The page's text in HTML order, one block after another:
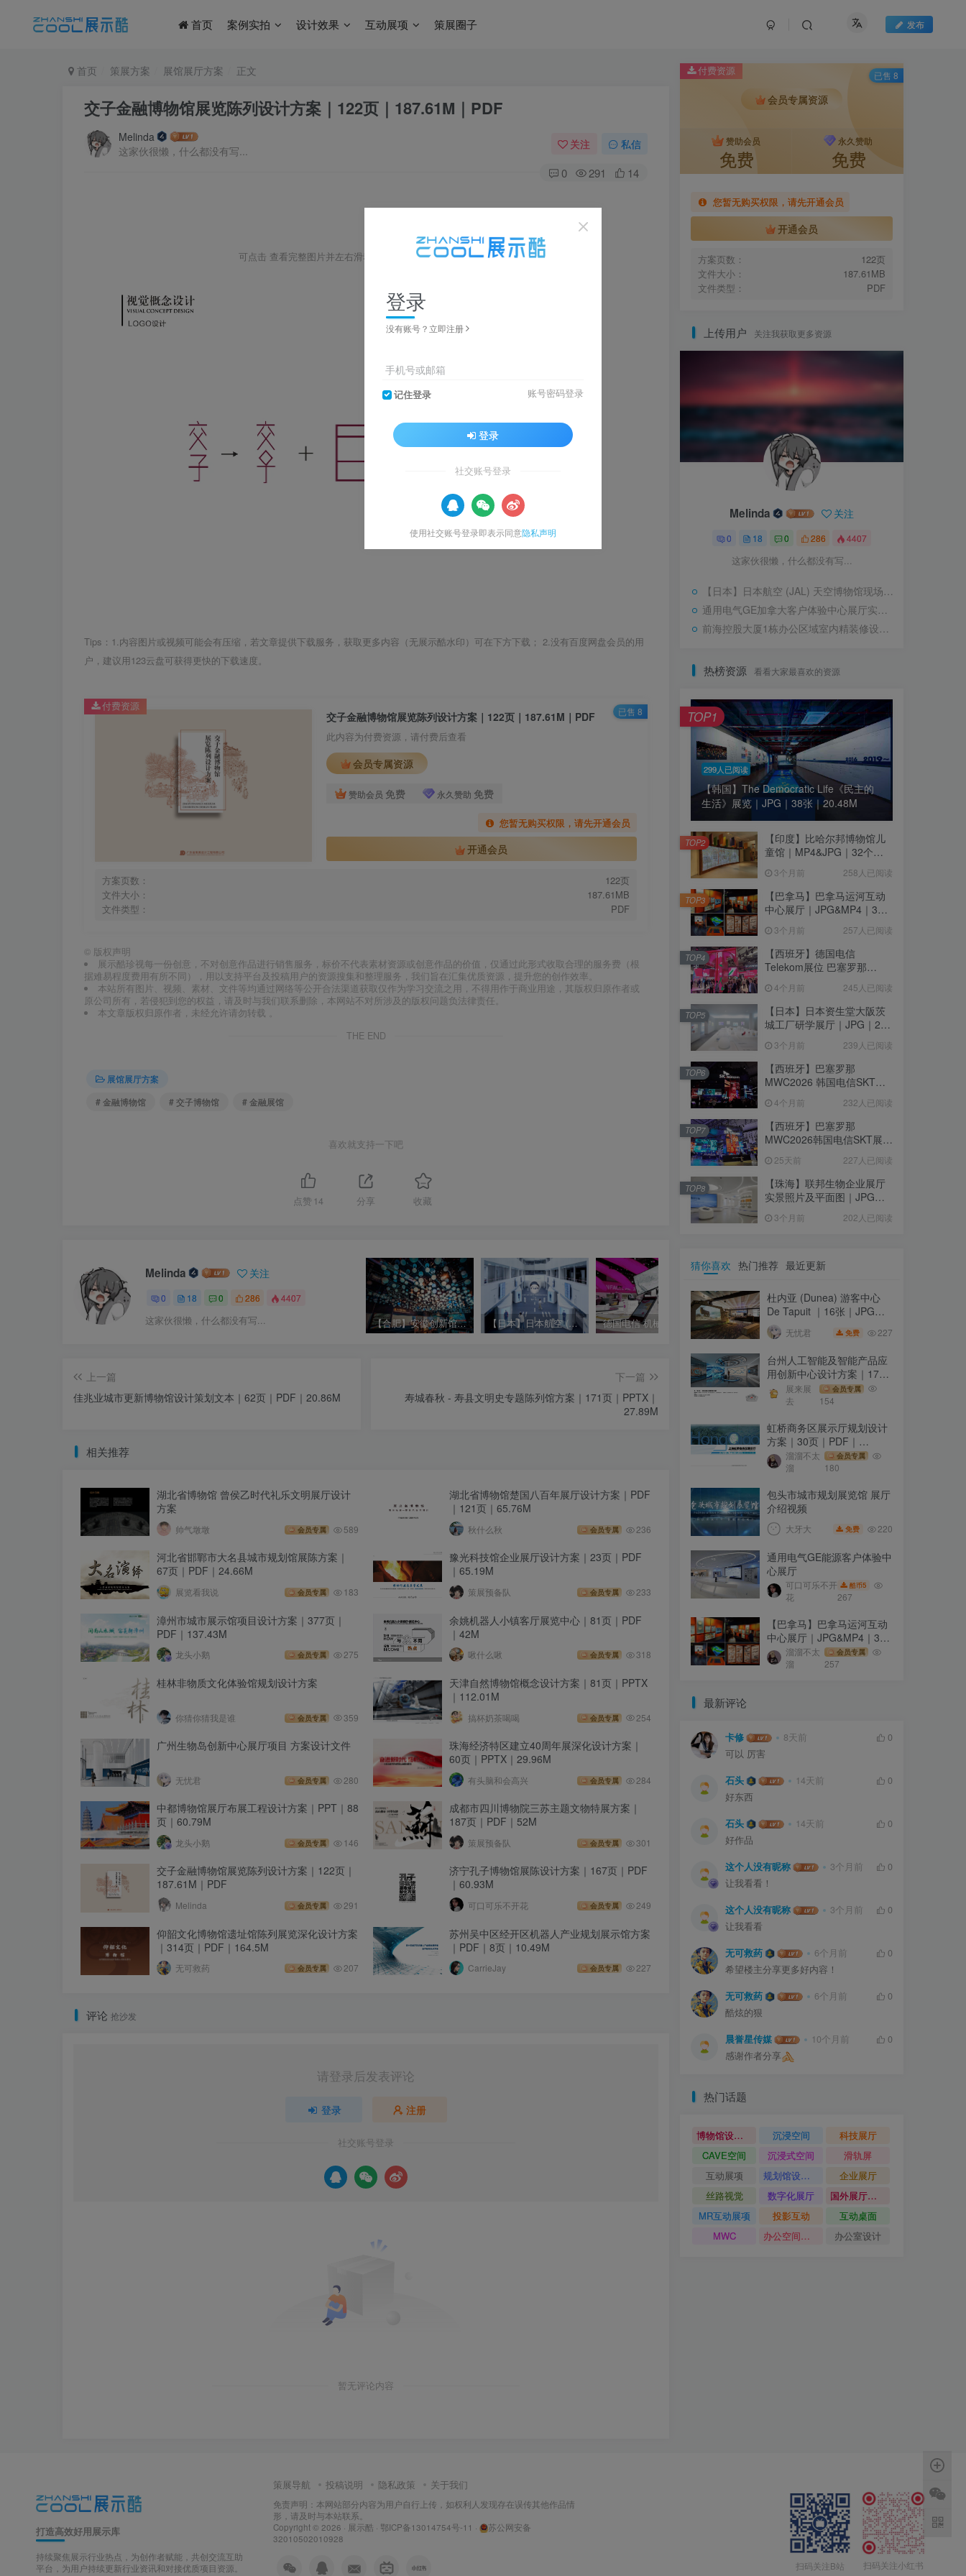
首页 案例实拍 设计效果 互动展项 策展圈子 发布
首页 策展方案 展馆展厅方案 正文
交子金融博物馆展览陈列设计方案｜122页｜187.61M｜PDF
Melinda
这家伙很懒，什么都没有写...
关注 私信
0 291 14
可点击 查看完整图片并左右滑动浏览，更多资料在下载区获取
Tips：1.内容图片或视频可能会有压缩，若文章提供下载服务，获取更多内容（无展示酷水印）可在下方下载； 2.没有百度网盘会员的用
户，建议用123云盘可获得更快的下载速度。
交子金融博物馆展览陈列设计方案｜122页｜187.61M｜PDF
此内容为付费资源，请付费后查看
会员专属资源
赞助会员 免费 永久赞助 免费
您暂无购买权限，请先开通会员
开通会员
方案页数：
122页
文件大小：
187.61MB
文件类型：
PDF
付费资源 已售 8
© 版权声明
展示酷珍视每一份创意，不对创意作品进行销售服务，标价不代表素材资源或创意作品的价值，仅通过此形式收取合理的服务费（根
据难易程度费用有所不同），用以支持平台及投稿用户的资源搜集和整理服务，我们旨在汇集优质资源，提升您的创作效率。
本站所有图片、视频、素材、文件等均通过网络等公开合法渠道获取仅作为学习交流之用，不得用作于商业用途，其版权归原作者或
原公司所有，若侵犯到您的权益，请及时与我们联系删除，本网站不对所涉及的版权问题负法律责任。
本文章版权归原作者，未经允许请勿转载 。
THE END
展馆展厅方案
# 金融博物馆
# 交子博物馆 # 金融展馆
喜欢就支持一下吧
点赞 14 分享 收藏
Melinda 关注
0 18 0 286 4407
这家伙很懒，什么都没有写... 【合肥】安徽创新馆现场实拍 高清照片视频（342个文件打包） 【日本】日本航空 (JAL) 天空博物馆现场视频照片｜JPG+MP4｜36个｜53.24M
上一篇
佳兆业城市更新博物馆设计策划文本｜62页｜PDF｜20.86M
下一篇
寿城春秋 - 寿县文明史专题陈列馆方案｜171页｜PPTX｜
27.89M
相关推荐
湖北省博物馆 曾侯乙时代礼乐文明展厅设计
方案
帅气墩墩 会员专属 589
湖北省博物馆楚国八百年展厅设计方案｜PDF
｜121页｜65.76M
秋什么秋 会员专属 236
河北省邯鄲市大名县城市规划馆展陈方案｜
67页｜PDF｜24.66M
展览看我说 会员专属 183
豫光科技馆企业展厅设计方案｜23页｜PDF
｜65.19M
策展预备队 会员专属 233
漳州市城市展示馆项目设计方案｜377页｜
PDF｜137.43M
龙头小鹅 会员专属 275
余姚机器人小镇客厅展览中心｜81页｜PDF
｜42M
啾什么啾 会员专属 318
桂林非物质文化体验馆规划设计方案
你猜你猜我是谁 会员专属 359
天津自然博物馆概念设计方案｜81页｜PPTX
｜112.01M
搞杯奶茶喝喝 会员专属 254
广州生物岛创新中心展厅项目 方案设计文件
无忧君 会员专属 280
珠海经济特区建立40周年展深化设计方案｜
60页｜PPTX｜29.96M
有头脑和会高兴 会员专属 284
中都博物馆展厅布展工程设计方案｜PPT｜88
页｜60.79M
龙头小鹅 会员专属 146
成都市四川博物院三苏主题文物特展方案｜
187页｜PDF｜52M
策展预备队 会员专属 301
交子金融博物馆展览陈列设计方案｜122页｜
187.61M｜PDF
Melinda 会员专属 291
济宁孔子博物馆展陈设计方案｜167页｜PDF
｜60.93M
可口可乐不开花 会员专属 249
仰韶文化博物馆遗址馆陈列展览深化设计方案
｜314页｜PDF｜164.5M
无可救药 会员专属 207
苏州吴中区经开区机器人产业规划展示馆方案
｜PDF｜8页｜10.49M
CarrieJay 会员专属 227
评论 抢沙发
请登录后发表评论
登录 注册
社交账号登录
暂无评论内容
付费资源
会员专属资源
赞助会员
免费
永久赞助
免费
您暂无购买权限，请先开通会员
开通会员
方案页数：
122页
文件大小：
187.61MB
文件类型：
PDF
已售 8
上传用户 关注我获取更多资源
Melinda 关注
0 18 0 286 4407
这家伙很懒，什么都没有写...
【日本】日本航空 (JAL) 天空博物馆现场视频照片｜JPG+MP4｜36个｜53.24M
通用电气GE加拿大客户体验中心展厅实拍照片｜18个｜JPG+MP4｜94.07M
前海控股大厦1栋办公区域室内精装修设计｜PDF｜100页｜125.37M
热榜资源 看看大家最喜欢的资源
299人已阅读
【韩国】The Democratic Life《民主的
生活》展览｜JPG｜38张｜20.48M
TOP1
【印度】比哈尔邦博物馆儿
童馆｜MP4&JPG｜32个｜
3个月前 258人已阅读
TOP2
【巴拿马】巴拿马运河互动
中心展厅｜JPG&MP4｜39
3个月前 257人已阅读
TOP3
【西班牙】德国电信
Telekom展位 巴塞罗那
｜77.42M
4个月前 245人已阅读
TOP4
【日本】日本资生堂大阪茨
城工厂研学展厅｜JPG｜26
3个月前 239人已阅读
TOP5
【西班牙】巴塞罗那
MWC2026 韩国电信SKT展
105.67M
4个月前 232人已阅读
TOP6
【西班牙】巴塞罗那
MWC2026韩国电信SKT展台
个｜16.51M
25天前 227人已阅读
TOP7
【珠海】联邦生物企业展厅
实景照片及平面图｜JPG｜
3个月前 202人已阅读
TOP8
猜你喜欢 热门推荐 最近更新
杜内亚 (Dunea) 游客中心
De Tapuit ｜16张｜JPG｜
4.63M
无忧君 免费 227
台州人工智能及智能产品应
用创新中心设计方案｜170
页｜PPTX｜89.55M
展来展
去
会员专属
154
虹桥商务区展示厅规划设计
方案｜30页｜PDF｜
14.77M溜溜不太
溜
会员专属
180
包头市城市规划展览馆 展厅
介绍视频
大牙大 免费 220
通用电气GE能源客户体验中
心展厅
可口可乐不开
花
酷币5
267
【巴拿马】巴拿马运河互动
中心展厅｜JPG&MP4｜39
个｜293.64M
溜溜不太
溜
会员专属
257
最新评论
卡修 8天前
0
可以 厉害
石头 14天前
0
好东西
石头 14天前
0
好作品
这个人没有昵称 3个月前
0
让我看看！
这个人没有昵称 3个月前
0
让我看看
无可救药 6个月前
0
希望楼主分享更多好内容！
无可救药 6个月前
0
酷炫的狠
晨誉星传媒 10个月前
0
感谢作者分享
热门话题
博物馆设计方案 沉浸空间
科技展厅
CAVE空间
沉浸式空间
滑轨屏
互动展项
规划馆设计方案
企业展厅
丝路视觉
数字化展厅
国外展厅案例
MR互动展项
投影互动
互动桌面
MWC
办公空间设计 办公室设计
打造高效好用展示库
持续聚焦展示行业热点，为创作者赋能，共创交流互助
平台，为用户持续更新行业资讯和对接优质项目资源。
策展导航 投稿说明 隐私政策 关于我们
免责声明：本网站部分内容为用户自行上传，如权利人发现存在误传其他作品情
形，请及时与本站联系。
Copyright © 2026 · 展示酷 · 鄂ICP备13014754号-11 ·
苏公网安备
32010502010928
扫码关注B站 扫码关注小红书
登录
没有账号？立即注册
手机号或邮箱
记住登录 账号密码登录
登录
社交账号登录
使用社交账号登录即表示同意隐私声明